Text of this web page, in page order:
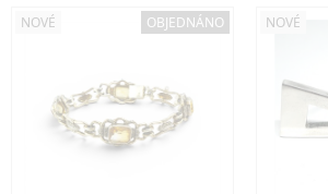
NOVÉ OBJEDNÁNO NOVÉ